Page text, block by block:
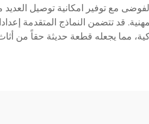
مع توفير امكانية توصيل العديد
مما يجعله قطعة حديثة حقاً من